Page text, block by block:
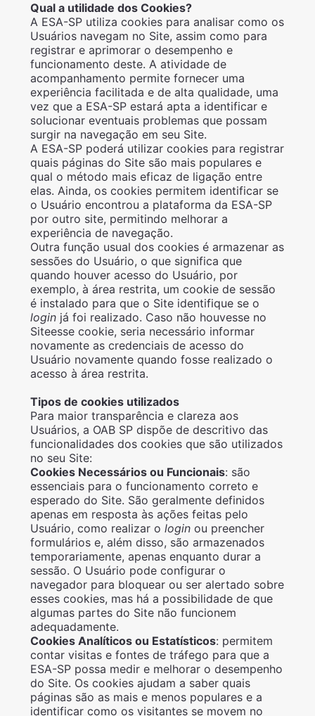
Qual a utilidade dos Cookies?
A ESA-SP utiliza cookies para analisar como os
Usuários navegam no Site, assim como para
registrar e aprimorar o desempenho e
funcionamento deste. A atividade de
acompanhamento permite fornecer uma
experiência facilitada e de alta qualidade, uma
vez que a ESA-SP estará apta a identificar e
solucionar eventuais problemas que possam
surgir na navegação em seu Site.
A ESA-SP poderá utilizar cookies para registrar
quais páginas do Site são mais populares e
qual o método mais eficaz de ligação entre
elas. Ainda, os cookies permitem identificar se
o Usuário encontrou a plataforma da ESA-SP
por outro site, permitindo melhorar a
experiência de navegação.
Outra função usual dos cookies é armazenar as
sessões do Usuário, o que significa que
quando houver acesso do Usuário, por
exemplo, à área restrita, um cookie de sessão
é instalado para que o Site identifique se o
loginjá foi realizado. Caso não houvesse no
Siteesse cookie, seria necessário informar
novamente as credenciais de acesso do
Usuário novamente quando fosse realizado o
acesso à área restrita.
Tipos de cookies utilizados
Para maior transparência e clareza aos
Usuários, a OAB SP dispõe de descritivo das
funcionalidades dos cookies que são utilizados
no seu Site:
Cookies Necessários ou Funcionais: são
essenciais para o funcionamento correto e
esperado do Site. São geralmente definidos
apenas em resposta às ações feitas pelo
Usuário, como realizar o loginou preencher
formulários e, além disso, são armazenados
temporariamente, apenas enquanto durar a
sessão. O Usuário pode configurar o
navegador para bloquear ou ser alertado sobre
esses cookies, mas há a possibilidade de que
algumas partes do Site não funcionem
adequadamente.
Cookies Analíticos ou Estatísticos: permitem
contar visitas e fontes de tráfego para que a
ESA-SP possa medir e melhorar o desempenho
do Site. Os cookies ajudam a saber quais
páginas são as mais e menos populares e a
identificar como os visitantes se movem no